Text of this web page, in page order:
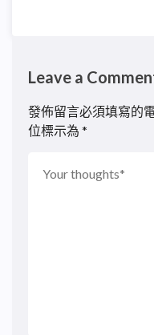
Leave a
發佈留言必須填寫的
位標示為 *